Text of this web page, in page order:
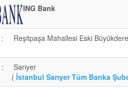
ING Bank
: Reşitpaşa Mahallesi Eski
:
Sarıyer
( İstanbul Sarıyer Tüm Banka